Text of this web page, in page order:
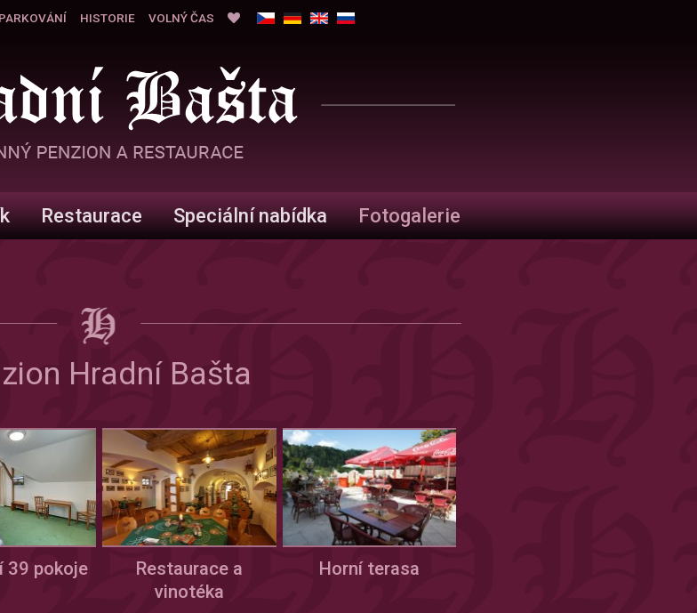
PARKOVÁNÍ HISTORIE VOLNÝ ČAS
Restaurace Speciální nabídka Fotogalerie
Hradní Bašta
39 pokoje
Restaurace a
vinotéka
Horní terasa